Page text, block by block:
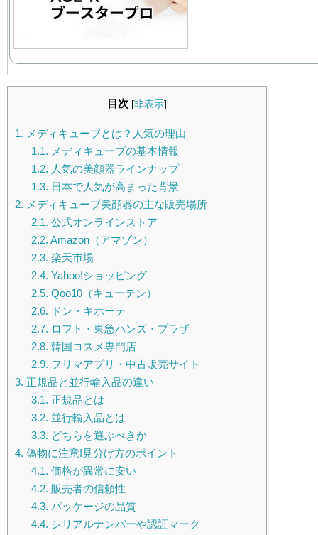
目次 [非表示]
1. メディキューブとは？人気の理由
1.1. メディキューブの基本情報
1.2. 人気の美顔器ラインナップ
1.3. 日本で人気が高まった背景
2. メディキューブ美顔器の主な販売場所
2.1. 公式オンラインストア
2.2. Amazon（アマゾン）
2.3. 楽天市場
2.4. Yahoo!ショッピング
2.5. Qoo10（キューテン）
2.6. ドン・キホーテ
2.7. ロフト・東急ハンズ・プラザ
2.8. 韓国コスメ専門店
2.9. フリマアプリ・中古販売サイト
3. 正規品と並行輸入品の違い
3.1. 正規品とは
3.2. 並行輸入品とは
3.3. どちらを選ぶべきか
4. 偽物に注意!見分け方のポイント
4.1. 価格が異常に安い
4.2. 販売者の信頼性
4.3. パッケージの品質
4.4. シリアルナンバーや認証マーク